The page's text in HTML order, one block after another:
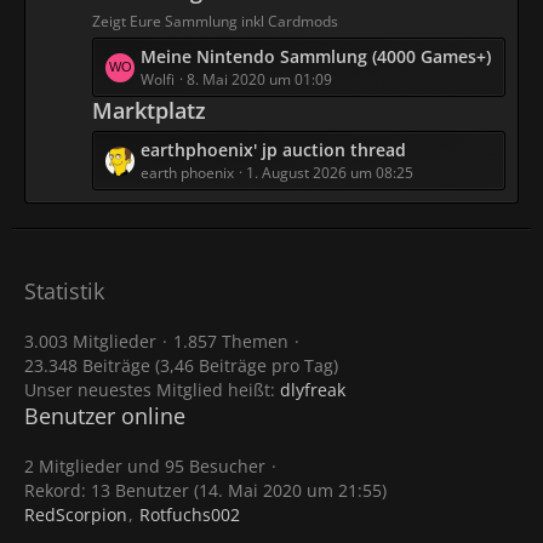
MDE
Moin! schönes restwochenende wüsch ich
euch
13:44
g
e
e
i
t
r
ä
g
e
Zeigt Eure Sammlung inkl Cardmods
L
e
t
z
t
e
B
e
g
e
Meine Nintendo Sammlung (4000 Games+)
Wolfi 8. Mai 2020 um 01:09
Marktplatz
L
e
t
i
t
r
ä
e
earthphoenix' jp auction thread
earth phoenix 1. August 2026 um 08:25
Statistik
3.003 Mitglieder
1.857 Themen
23.348 Beiträge (3,46 Beiträge pro Tag)
Unser neuestes Mitglied heißt: dlyfreak
Benutzer online
2 Mitglieder und 95 Besucher
Rekord: 13 Benutzer (14. Mai 2020 um 21:55)
RedScorpion
Rotfuchs002